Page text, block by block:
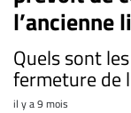
l’ancienne
Quels sont
fermeture de
il y a 9 mois